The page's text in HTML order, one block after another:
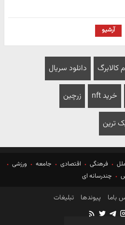
آرشیو
کالابرگ دانلود سریال
خرید nft زرچین
ترین
فرهنگی اقتصادی جامعه
ورزشی
چندرسانه ای
باما پیوندها تبلیغات